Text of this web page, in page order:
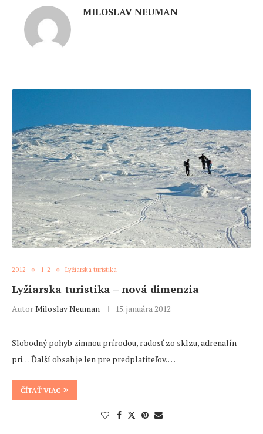
MILOSLAV NEUMAN
2012 1-2 Lyžiarska turistika
Lyžiarska turistika – nová dimenzia
AutorMiloslav Neuman 15. januára 2012
Slobodný pohyb zimnou prírodou, radosť zo sklzu, adrenalín
pri… Ďalší obsah je len pre predplatiteľov. …
ČÍTAŤ VIAC